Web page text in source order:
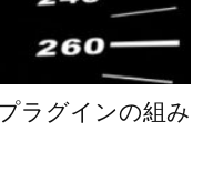
ラグインの組み